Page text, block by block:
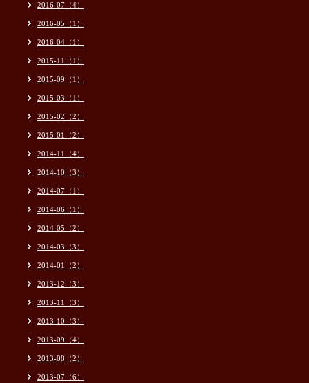
2016-07（4）
2016-05（1）
2016-04（1）
2015-11（1）
2015-09（1）
2015-03（1）
2015-02（2）
2015-01（2）
2014-11（4）
2014-10（3）
2014-07（1）
2014-06（1）
2014-05（2）
2014-03（3）
2014-01（2）
2013-12（3）
2013-11（3）
2013-10（3）
2013-09（4）
2013-08（2）
2013-07（6）